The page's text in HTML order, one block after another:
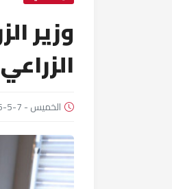
وزير
الزراعي
الخميس - 7-5-2026 - 9:24 AM